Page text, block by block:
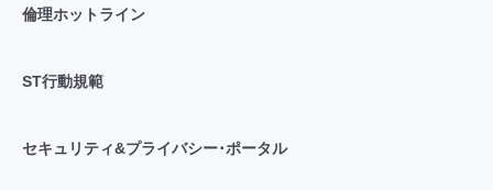
倫理ホットライン
ST行動規範
セキュリティ&プライバシー･ポータル